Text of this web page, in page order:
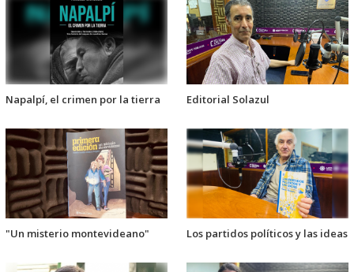
Napalpí, el crimen por la tierra Editorial Solazul
"Un misterio montevideano" Los partidos políticos y las ideas